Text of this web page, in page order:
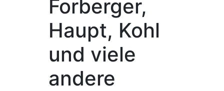
Forberger,
Haupt, Kohl
und viele
andere